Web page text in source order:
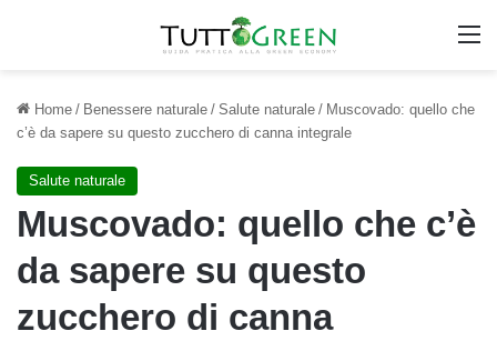
Home / Benessere naturale / Salute naturale / Muscovado: quello che
c’è da sapere su questo zucchero di canna integrale
Salute naturale
Muscovado: quello che c’è
da sapere su questo
zucchero di canna